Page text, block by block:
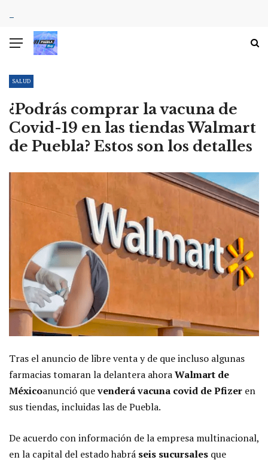
SALUD
¿Podrás comprar la vacuna de
Covid-19 en las tiendas Walmart
de Puebla? Estos son los detalles
Tras el anuncio de libre venta y de que incluso algunas
farmacias tomaran la delantera ahoraWalmart de
Méxicoanunció quevenderá vacuna covid de Pfizer en
sus tiendas, incluidas las de Puebla.
De acuerdo con información de la empresa multinacional,
en la capital del estado habrá seis sucursales que